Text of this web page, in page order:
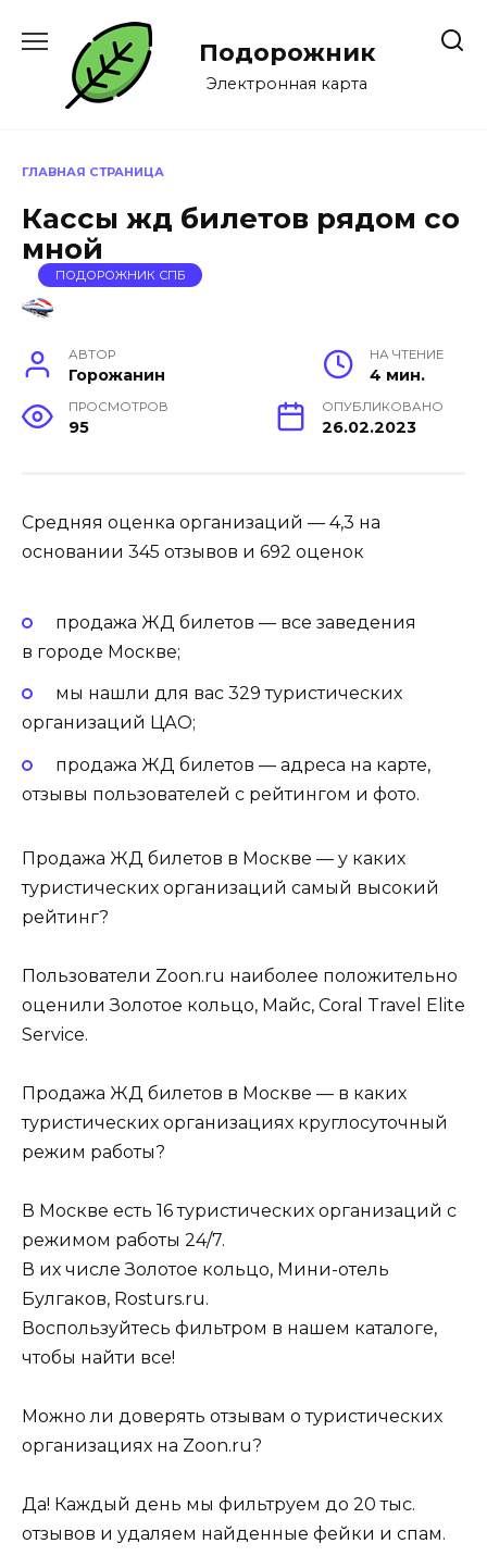
содержанию
Подорожник
Электронная карта
ГЛАВНАЯ СТРАНИЦА
Кассы жд билетов рядом со
мной
ПОДОРОЖНИК СПБ
АВТОР
Горожанин
НА ЧТЕНИЕ
4 мин.
ПРОСМОТРОВ
95
ОПУБЛИКОВАНО
26.02.2023
Средняя оценка организаций — 4,3 на
основании 345 отзывов и 692 оценок
продажа ЖД билетов — все заведения
в городе Москве;
мы нашли для вас 329 туристических
организаций ЦАО;
продажа ЖД билетов — адреса на карте,
отзывы пользователей с рейтингом и фото.
Продажа ЖД билетов в Москве — у каких
туристических организаций самый высокий
рейтинг?
Пользователи Zoon.ru наиболее положительно
оценили Золотое кольцо, Майс, Coral Travel Elite
Service.
Продажа ЖД билетов в Москве — в каких
туристических организациях круглосуточный
режим работы?
В Москве есть 16 туристических организаций с
режимом работы 24/7.
В их числе Золотое кольцо, Мини-отель
Булгаков, Rosturs.ru.
Воспользуйтесь фильтром в нашем каталоге,
чтобы найти все!
Можно ли доверять отзывам о туристических
организациях на Zoon.ru?
Да! Каждый день мы фильтруем до 20 тыс.
отзывов и удаляем найденные фейки и спам.